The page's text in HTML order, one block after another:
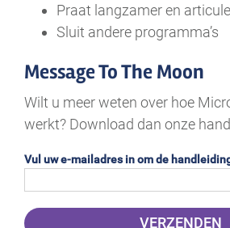
Praat langzamer en
Sluit andere programma’s
Message To The Moon
Wilt u meer weten over hoe
werkt? Download dan onze
Vul uw e-mailadres in om de